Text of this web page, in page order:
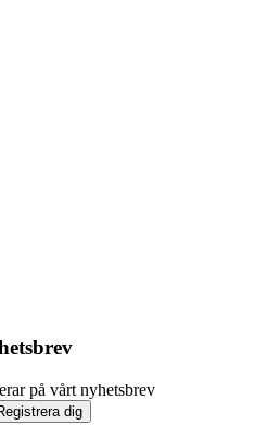
på vårt nyhetsbrev
dig